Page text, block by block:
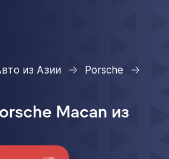
из Азии
Porsche
Macan из